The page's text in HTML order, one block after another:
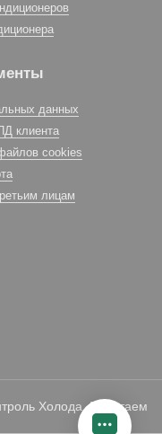
данных
клиента
cookies
лицам
Холода. Работаем